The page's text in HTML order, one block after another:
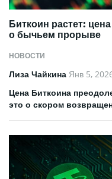
НОВОСТИ
Биткоин растет:
о бычьем прорыве
Лиза Чайкина Янв 5,
Цена Биткоина
это о скором